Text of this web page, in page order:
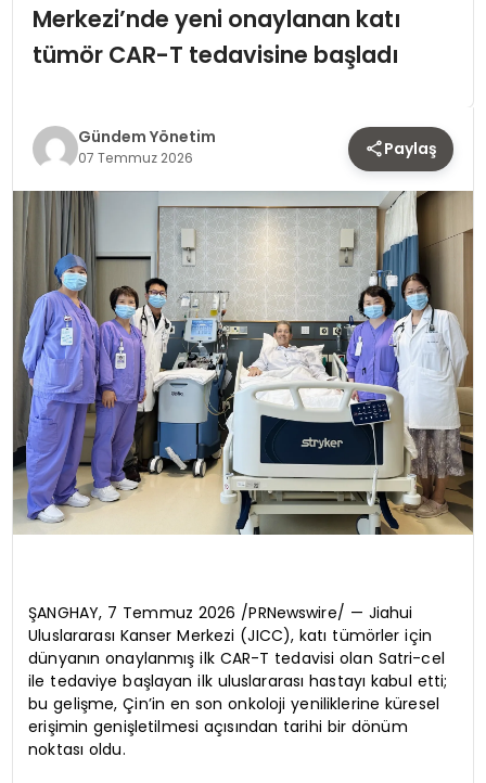
SPOR
SAĞLIK
YAŞAM
Merkezi’nde yeni onaylanan katı
tümör CAR-T tedavisine başladı
Gündem Yönetim
07 Temmuz 2026 Paylaş
ŞANGHAY, 7 Temmuz 2026 /PRNewswire/ — Jiahui
Uluslararası Kanser Merkezi (JICC), katı tümörler için
dünyanın onaylanmış ilk CAR-T tedavisi olan Satri-cel
ile tedaviye başlayan ilk uluslararası hastayı kabul etti;
bu gelişme, Çin’in en son onkoloji yeniliklerine küresel
erişimin genişletilmesi açısından tarihi bir dönüm
noktası oldu.